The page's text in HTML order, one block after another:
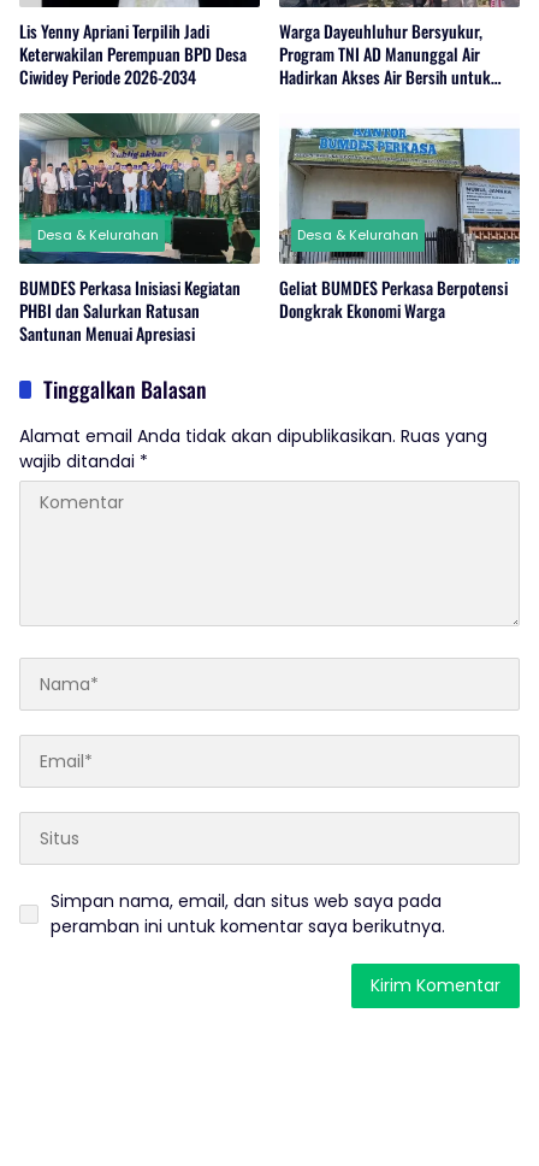
Lis Yenny Apriani Terpilih Jadi
Keterwakilan Perempuan BPD Desa
Ciwidey Periode 2026-2034
Warga Dayeuhluhur Bersyukur,
Program TNI AD Manunggal Air
Hadirkan Akses Air Bersih untuk
Desa & Kelurahan
BUMDES Perkasa Inisiasi Kegiatan
PHBI dan Salurkan Ratusan
Santunan Menuai Apresiasi
Desa & Kelurahan
Geliat BUMDES Perkasa Berpotensi
Dongkrak Ekonomi Warga
Tinggalkan Balasan
Alamat email Anda tidak akan dipublikasikan. Ruas yang
wajib ditandai *
Simpan nama, email, dan situs web saya pada
peramban ini untuk komentar saya berikutnya.